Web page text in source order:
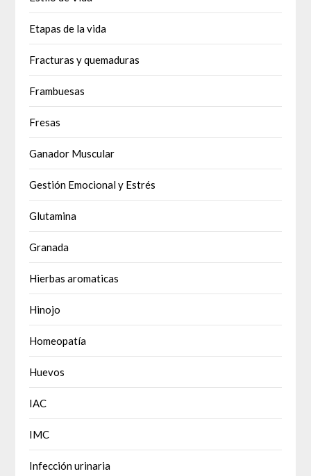
Etapas de la vida
Fracturas y quemaduras
Frambuesas
Fresas
Ganador Muscular
Gestión Emocional y Estrés
Glutamina
Granada
Hierbas aromaticas
Hinojo
Homeopatía
Huevos
IAC
IMC
Infección urinaria